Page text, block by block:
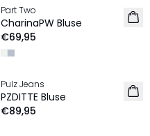
NEU
Part Two
CharinaPW Bluse
€69,95
NEU
Pulz Jeans
PZDITTE Bluse
€89,95